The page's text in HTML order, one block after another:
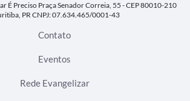
É PrecisoPraça Senador Correia, 55 - CEP 80010-210
PRCNPJ: 07.634.465/0001-43
Contato
Eventos
Rede Evangelizar